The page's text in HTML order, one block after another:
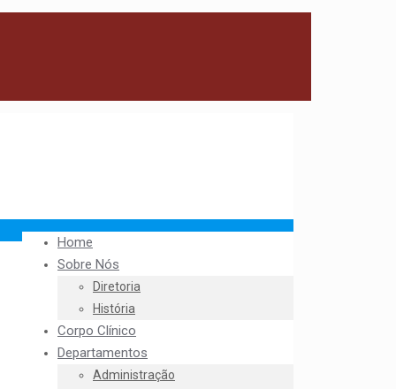
Home
Sobre Nós
Diretoria
História
Corpo Clínico
Departamentos
Administração